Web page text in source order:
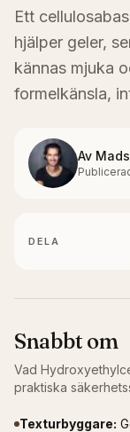
Ett
hjälper geler,
kännas mjuka
formelkänsla,
Av
DELA
Snabbt om
Vad
praktiska
Texturbyggare: